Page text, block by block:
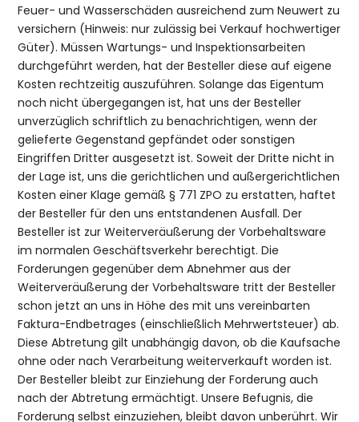
Feuer- und Wasserschäden ausreichend zum Neuwert zu
versichern (Hinweis: nur zulässig bei Verkauf hochwertiger
Güter). Müssen Wartungs- und Inspektionsarbeiten
durchgeführt werden, hat der Besteller diese auf eigene
Kosten rechtzeitig auszuführen. Solange das Eigentum
noch nicht übergegangen ist, hat uns der Besteller
unverzüglich schriftlich zu benachrichtigen, wenn der
gelieferte Gegenstand gepfändet oder sonstigen
Eingriffen Dritter ausgesetzt ist. Soweit der Dritte nicht in
der Lage ist, uns die gerichtlichen und außergerichtlichen
Kosten einer Klage gemäß § 771 ZPO zu erstatten, haftet
der Besteller für den uns entstandenen Ausfall. Der
Besteller ist zur Weiterveräußerung der Vorbehaltsware
im normalen Geschäftsverkehr berechtigt. Die
Forderungen gegenüber dem Abnehmer aus der
Weiterveräußerung der Vorbehaltsware tritt der Besteller
schon jetzt an uns in Höhe des mit uns vereinbarten
Faktura-Endbetrages (einschließlich Mehrwertsteuer) ab.
Diese Abtretung gilt unabhängig davon, ob die Kaufsache
ohne oder nach Verarbeitung weiterverkauft worden ist.
Der Besteller bleibt zur Einziehung der Forderung auch
nach der Abtretung ermächtigt. Unsere Befugnis, die
Forderung selbst einzuziehen, bleibt davon unberührt. Wir